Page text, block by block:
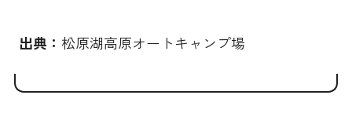
出典： 松原湖高原オートキャンプ場